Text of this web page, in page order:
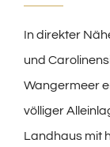
In direkter
und
Wangermeer
völliger
Landhaus mit